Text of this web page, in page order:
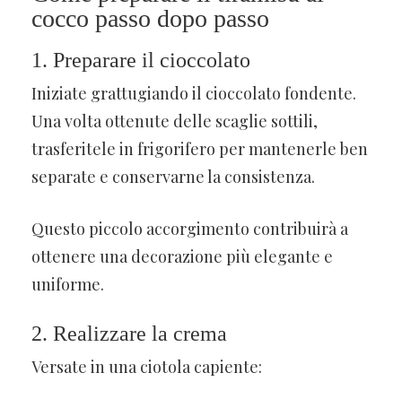
cocco passo dopo passo
1. Preparare il cioccolato
Iniziate grattugiando il cioccolato fondente.
Una volta ottenute delle scaglie sottili,
trasferitele in frigorifero per mantenerle ben
separate e conservarne la consistenza.
Questo piccolo accorgimento contribuirà a
ottenere una decorazione più elegante e
uniforme.
2. Realizzare la crema
Versate in una ciotola capiente: